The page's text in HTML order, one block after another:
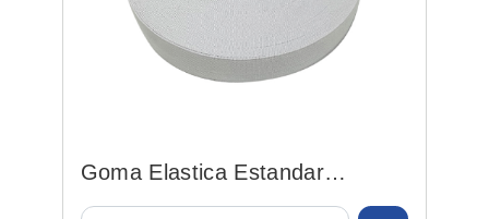
Goma Elastica Estandar
25mm*25mt Blanco